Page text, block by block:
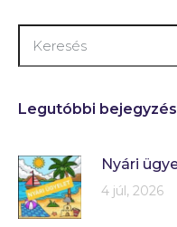
Legutóbbi
Nyári
4 júl, 2026